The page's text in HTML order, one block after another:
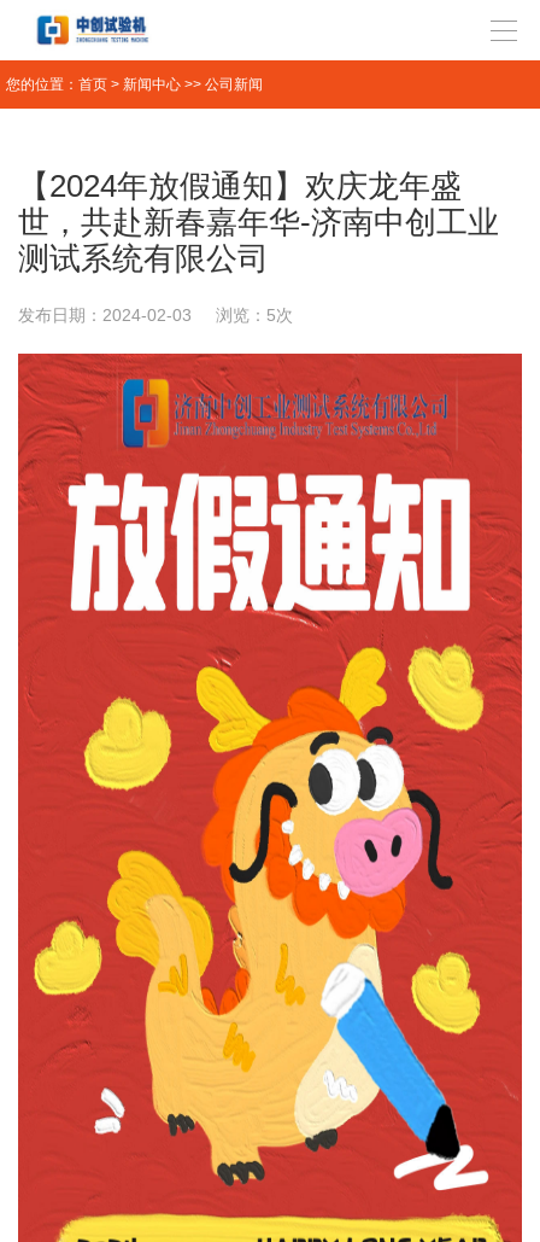
您的位置： 首页 > 新闻中心 >> 公司新闻
【2024年放假通知】欢庆龙年盛
世，共赴新春嘉年华-济南中创工业
测试系统有限公司
发布日期：2024-02-03 浏览：5次